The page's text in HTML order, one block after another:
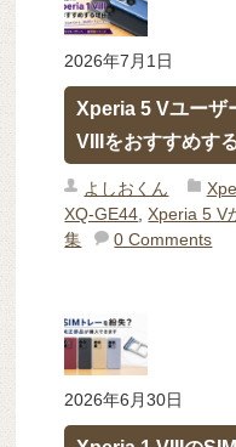
2026年7月1日
Xperia 5 Vユーザ
VIIIをおすすめす
よしおくん
XQ-GE44,Xperia 5 V
集
0 Comments
2026年6月30日